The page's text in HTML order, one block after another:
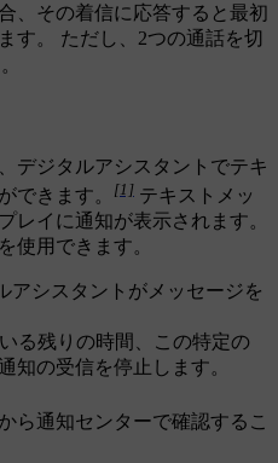
、その着信に応答すると最初
す。 ただし、2つの通話を切
。
デジタルアシスタントでテキ
できます。
[1] テキストメッ
レイに通知が表示されます。
使用できます。
アシスタントがメッセージを
る残りの時間、この特定の
知の受信を停止します。
ら通知センターで確認するこ